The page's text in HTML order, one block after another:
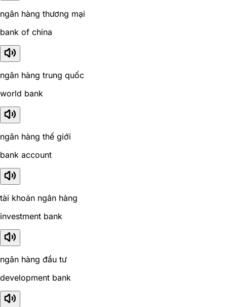
ngân hàng thương mại
bank of china
ngân hàng trung quốc
world bank
ngân hàng thế giới
bank account
tài khoản ngân hàng
investment bank
ngân hàng đầu tư
development bank